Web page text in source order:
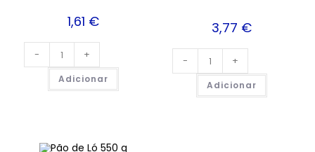
1,61 €
- +
Adicionar
3,77 €
- +
Adicionar